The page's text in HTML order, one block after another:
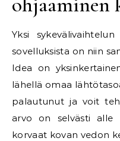
Yksi
sovelluksista on niin
Idea on
lähellä omaa
palautunut ja voit
arvo on selvästi alle
korvaat kovan vedon